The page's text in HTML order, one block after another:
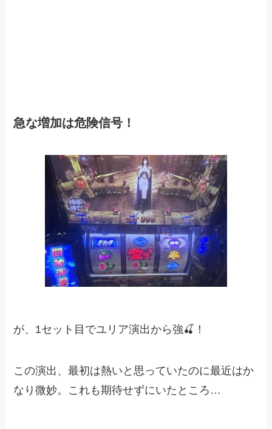
急な増加は危険信号！
が、1セット目でユリア演出から強🍒！
この演出、最初は熱いと思っていたのに最近はか
なり微妙。これも期待せずにいたところ…